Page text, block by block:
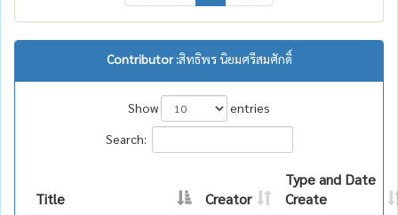
Contributor :สิทธิพร นิยมศรีสมศักดิ์
Show
entries
Search:
Title Creator
Type and Date
Create